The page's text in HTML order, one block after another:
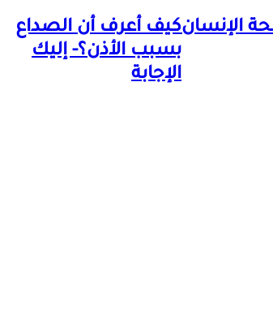
الإنسانكيف أعرف أن الصداع
بسبب الأذن؟- إليك
الإجابة